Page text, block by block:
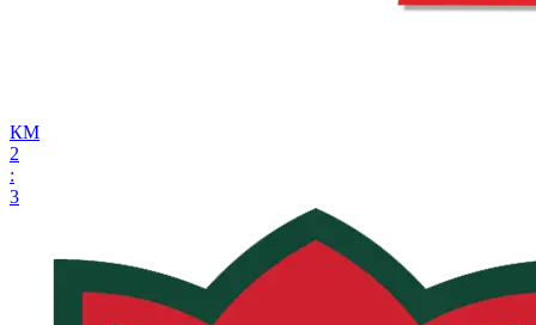
КМ
2
:
3